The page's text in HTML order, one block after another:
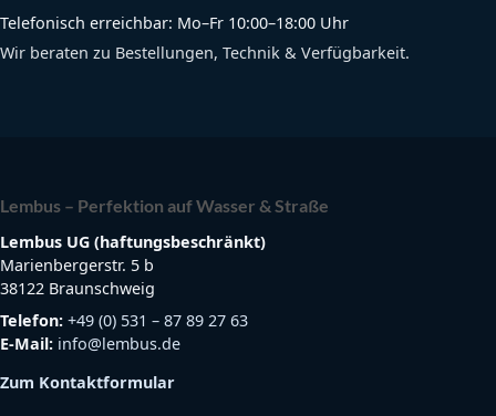
Telefonisch erreichbar: Mo–Fr 10:00–18:00 Uhr
Wir beraten zu Bestellungen, Technik & Verfügbarkeit.
Lembus – Perfektion auf Wasser & Straße
Lembus UG (haftungsbeschränkt)
Marienbergerstr. 5 b
38122 Braunschweig
Telefon: +49 (0) 531 – 87 89 27 63
E-Mail: info@lembus.de
Zum Kontaktformular